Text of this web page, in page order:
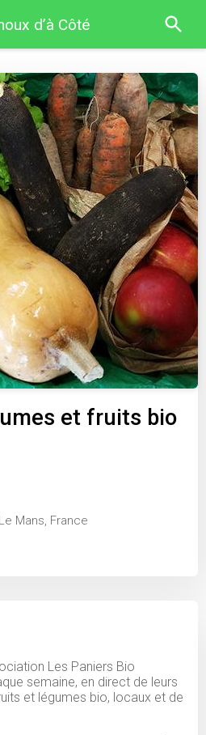
d’à Côté
et fruits bio
Mans, France
Les Paniers Bio
semaine, en direct de leurs
et légumes bio, locaux et de